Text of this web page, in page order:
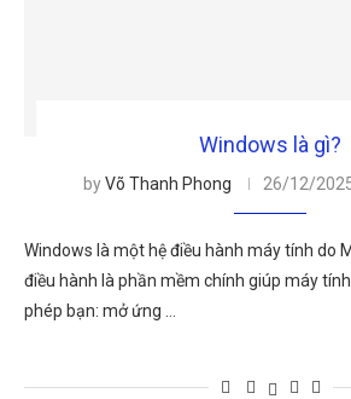
Windows là gì?
byVõ Thanh Phong 26/12/
Windows là một hệ điều hành máy tính do
điều hành là phần mềm chính giúp máy
phép bạn: mở ứng …